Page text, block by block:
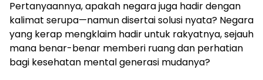
Pertanyaannya, apakah negara juga hadir dengan
kalimat serupa—namun disertai solusi nyata? Negara
yang kerap mengklaim hadir untuk rakyatnya, sejauh
mana benar-benar memberi ruang dan perhatian
bagi kesehatan mental generasi mudanya?